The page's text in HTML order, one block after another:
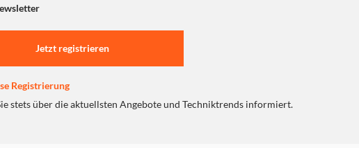
Jetzt registrieren
Registrierung
stets über die aktuellsten Angebote und Techniktrends informiert.